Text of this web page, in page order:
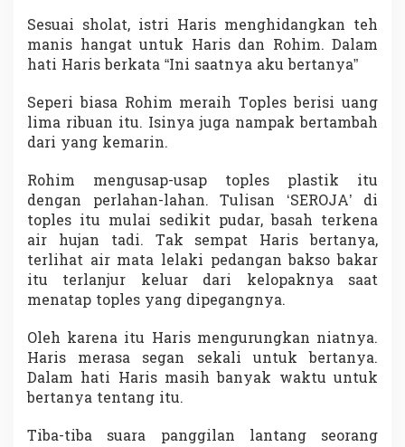
Sesuai sholat, istri Haris menghidangkan teh
manis hangat untuk Haris dan Rohim. Dalam
hati Haris berkata “Ini saatnya aku bertanya”
Seperi biasa Rohim meraih Toples berisi uang
lima ribuan itu. Isinya juga nampak bertambah
dari yang kemarin.
Rohim mengusap-usap toples plastik itu
dengan perlahan-lahan. Tulisan ‘SEROJA’ di
toples itu mulai sedikit pudar, basah terkena
air hujan tadi. Tak sempat Haris bertanya,
terlihat air mata lelaki pedangan bakso bakar
itu terlanjur keluar dari kelopaknya saat
menatap toples yang dipegangnya.
Oleh karena itu Haris mengurungkan niatnya.
Haris merasa segan sekali untuk bertanya.
Dalam hati Haris masih banyak waktu untuk
bertanya tentang itu.
Tiba-tiba suara panggilan lantang seorang